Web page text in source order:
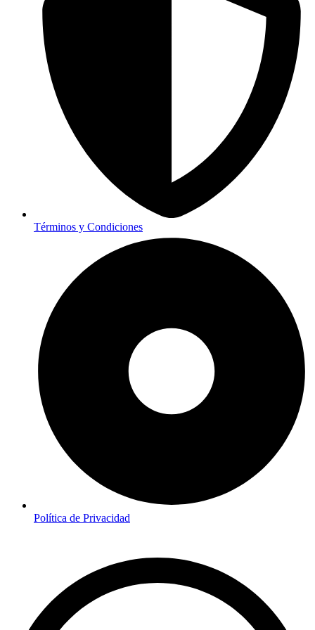
Términos y Condiciones
Política de Privacidad